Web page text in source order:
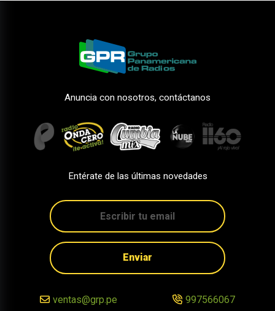
Anuncia con nosotros, contáctanos
Entérate de las últimas novedades
Enviar
ventas@grp.pe 997566067